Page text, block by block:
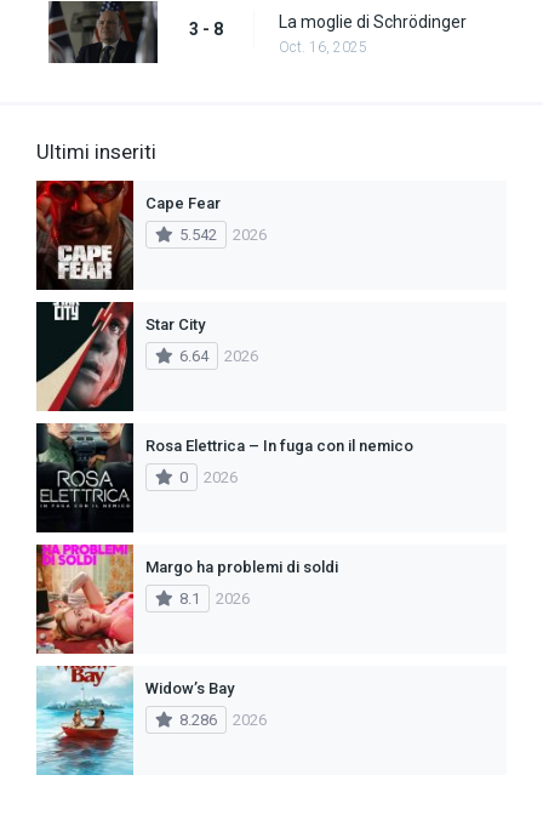
3 - 8 La moglie di Schrödinger
Oct. 16, 2025
Ultimi inseriti
Cape Fear
5.542
2026
Star City
6.64
2026
Rosa Elettrica – In fuga con il nemico
0
2026
Margo ha problemi di soldi
8.1
2026
Widow’s Bay
8.286
2026